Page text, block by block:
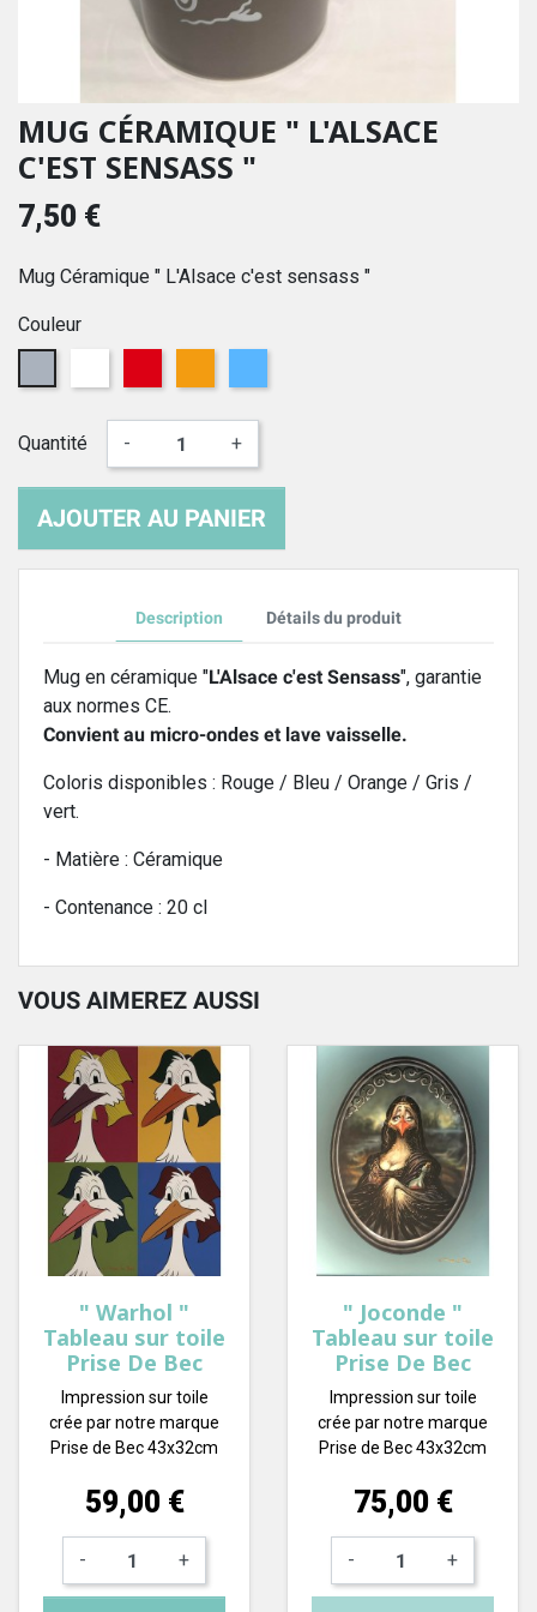
MUG CÉRAMIQUE " L'ALSACE
C'EST SENSASS "
7,50 €
Mug Céramique " L'Alsace c'est sensass "
Couleur
Gris
Quantité - +
AJOUTER AU PANIER
Description Détails du produit
Mug en céramique "L'Alsace c'est Sensass", garantie
aux normes CE.
Convient au micro-ondes et lave vaisselle.
Coloris disponibles : Rouge / Bleu / Orange / Gris /
vert.
- Matière : Céramique
- Contenance : 20 cl
VOUS AIMEREZ AUSSI
" Warhol "
Tableau sur toile
Prise De Bec
Impression sur toile
crée par notre marque
Prise de Bec 43x32cm
Prix
59,00 €
- +
" Joconde "
Tableau sur toile
Prise De Bec
Impression sur toile
crée par notre marque
Prise de Bec 43x32cm
Prix
75,00 €
- +